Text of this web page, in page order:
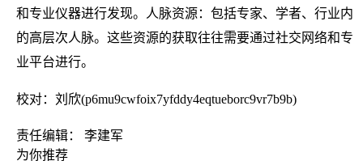
和专业仪器进行发现。人脉资源：包括专家、学者、行业内
的高层次人脉。这些资源的获取往往需要通过社交网络和专
业平台进行。
校对：刘欣(p6mu9cwfoix7yfddy4eqtueborc9vr7b9b)
责任编辑： 李建军
为你推荐